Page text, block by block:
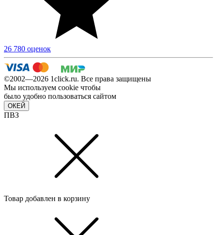
26 780 оценок
©2002—2026 1сlick.ru. Все права защищены
Мы используем cookie чтобы
было удобно пользоваться сайтом
ОКЕЙ
ПВЗ
Товар добавлен в корзину